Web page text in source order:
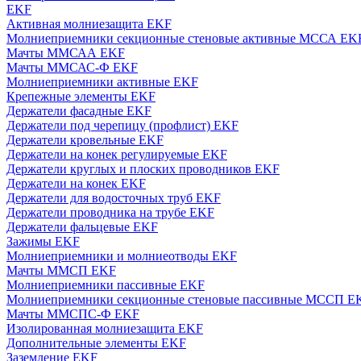
EKF
Активная молниезащита EKF
Молниеприемники секционные стеновые активные МССА
Мачты ММСАА EKF
Мачты ММСАС-Ф EKF
Молниеприемники активные EKF
Крепежные элементы EKF
Держатели фасадные EKF
Держатели под черепицу (профлист) EKF
Держатели кровельные EKF
Держатели на конек регулируемые EKF
Держатели круглых и плоских проводников EKF
Держатели на конек EKF
Держатели для водосточных труб EKF
Держатели проводника на трубе EKF
Держатели фальцевые EKF
Зажимы EKF
Молниеприемники и молниеотводы EKF
Мачты ММСП EKF
Молниеприемники пассивные EKF
Молниеприемники секционные стеновые пассивные МССП
Мачты ММСПС-Ф EKF
Изолированная молниезащита EKF
Дополнительные элементы EKF
Заземление EKF